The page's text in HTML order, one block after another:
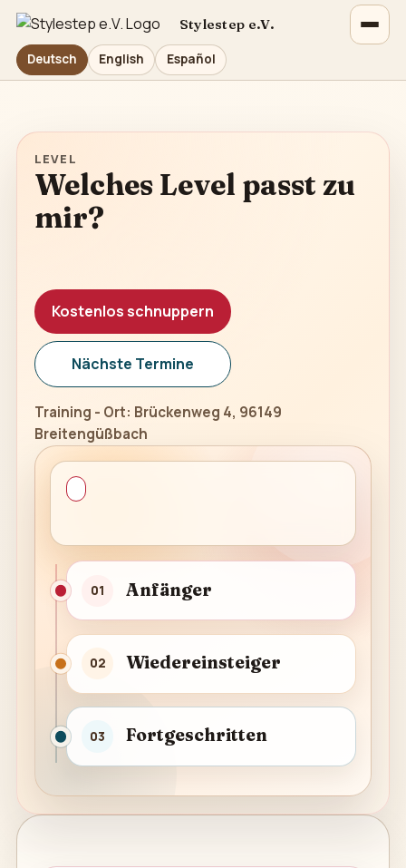
Stylestep e.V.
Deutsch English Español
LEVEL
Welches Level passt zu
mir?
Kostenlos schnuppern
Nächste Termine
Training - Ort: Brückenweg 4, 96149
Breitengüßbach
01 Anfänger
02 Wiedereinsteiger
03 Fortgeschritten